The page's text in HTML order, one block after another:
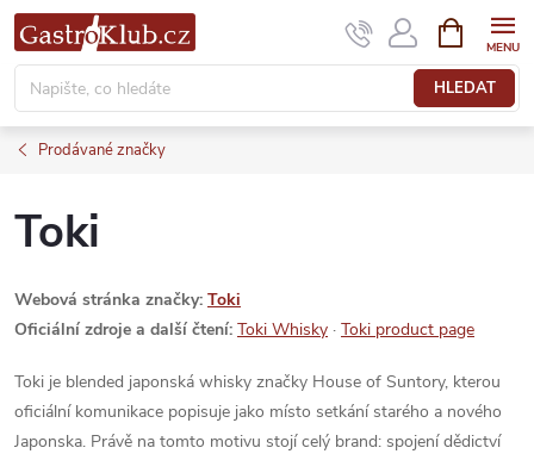
Přejít
na
obsah
HLEDAT
NÁKUPNÍ
KOŠÍK
Prodávané značky
Toki
Webová stránka značky: Toki
Oficiální zdroje a další čtení: Toki Whisky · Toki product page
Toki je blended japonská whisky značky House of Suntory, kterou
oficiální komunikace popisuje jako místo setkání starého a nového
Japonska. Právě na tomto motivu stojí celý brand: spojení dědictví